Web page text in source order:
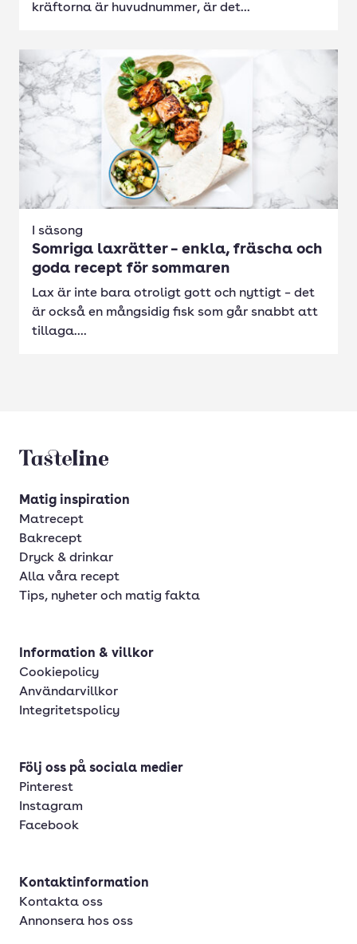
kräftorna är huvudnummer, är det...
I säsong
Somriga laxrätter – enkla, fräscha och
goda recept för sommaren
Lax är inte bara otroligt gott och nyttigt – det
är också en mångsidig fisk som går snabbt att
tillaga....
Tasteline startsida
Matig inspiration
Matrecept
Bakrecept
Dryck & drinkar
Alla våra recept
Tips, nyheter och matig fakta
Information & villkor
Cookiepolicy
Användarvillkor
Integritetspolicy
Följ oss på sociala medier
Pinterest
Instagram
Facebook
Kontaktinformation
Kontakta oss
Annonsera hos oss